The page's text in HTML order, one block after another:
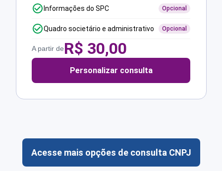
Informações do SPC Opcional
Quadro societário e administrativo Opcional
A partir deR$ 30,00
Personalizar consulta
Acesse mais opções de consulta CNPJ